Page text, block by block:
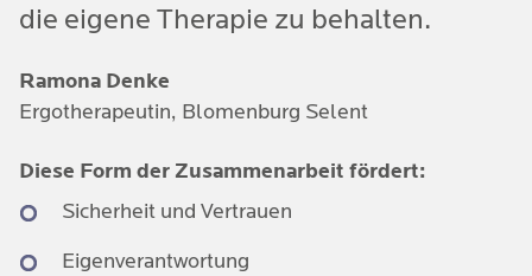
die eigene Therapie zu behalten.
Ramona Denke
Ergotherapeutin, Blomenburg Selent
Diese Form der Zusammenarbeit fördert:
Sicherheit und Vertrauen
Eigenverantwortung